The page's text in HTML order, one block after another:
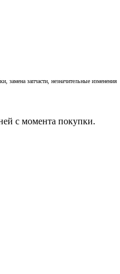
замена запчасти, незначительные изменения
с момента покупки.